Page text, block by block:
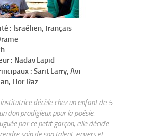
: Israélien, français
: Nadav Lapid
: Sarit Larry, Avi
Lior Raz
décèle chez un enfant de 5
don prodigieux pour la poésie.
par ce petit garçon, elle décide